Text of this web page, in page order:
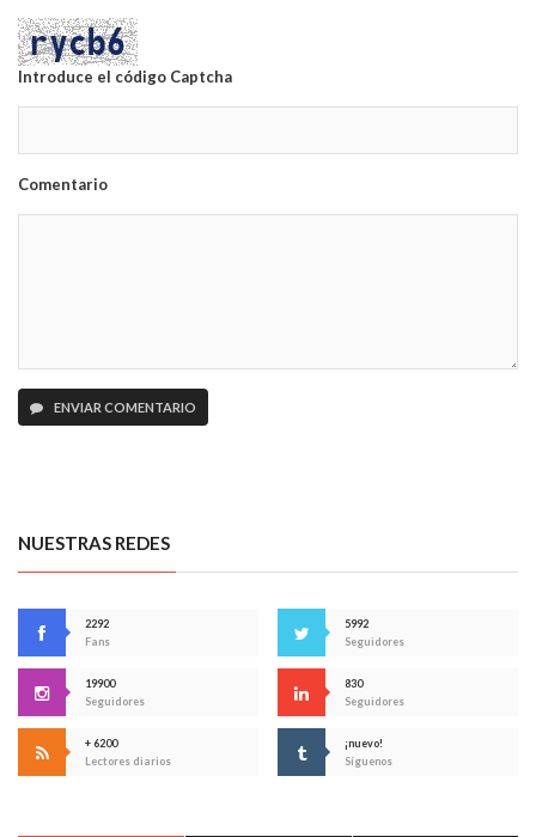
Introduce el código Captcha
Comentario
ENVIAR COMENTARIO
NUESTRAS REDES
2292
Fans
5992
Seguidores
19900
Seguidores
830
Seguidores
+ 6200
Lectores diarios
¡nuevo!
Síguenos